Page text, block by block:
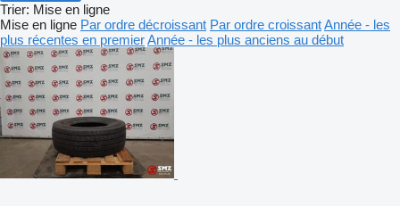
Trier: Mise en ligne
Mise en ligne Par ordre décroissant Par ordre croissantAnnée - les
plus récentes en premierAnnée - les plus anciens au début